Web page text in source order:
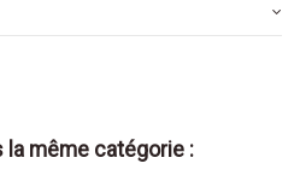
même catégorie :